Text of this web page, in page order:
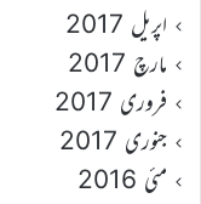
اپریل 2017
مارچ 2017
فروری 2017
جنوری 2017
مئی 2016